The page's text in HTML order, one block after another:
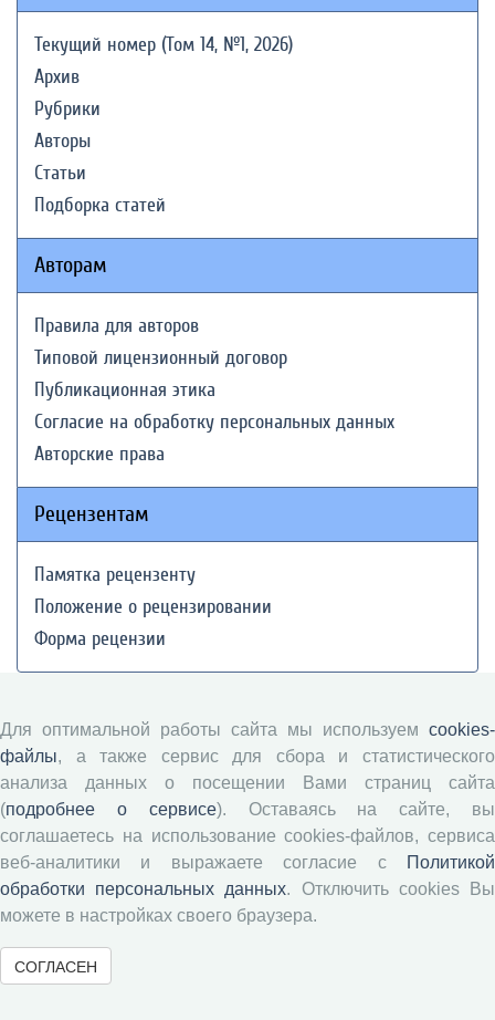
Текущий номер (Том 14, №1, 2026)
Архив
Рубрики
Авторы
Статьи
Подборка статей
Авторам
Правила для авторов
Типовой лицензионный договор
Публикационная этика
Согласие на обработку персональных данных
Авторские права
Рецензентам
Памятка рецензенту
Положение о рецензировании
Форма рецензии
Журналы ВолНЦ РАН
Экономические и социальные перемены
Проблемы развития территории
Вопросы территориального развития
Социальное пространство
Юный экономист
Для оптимальной работы сайта мы используем cookies-
файлы, а также сервис для сбора и статистического
анализа данных о посещении Вами страниц сайта
(подробнее о сервисе). Оставаясь на сайте, вы
соглашаетесь на использование cookies-файлов, сервиса
веб-аналитики и выражаете согласие с
Политикой
обработки персональных данных. Отключить cookies Вы
можете в настройках своего браузера.
СОГЛАСЕН